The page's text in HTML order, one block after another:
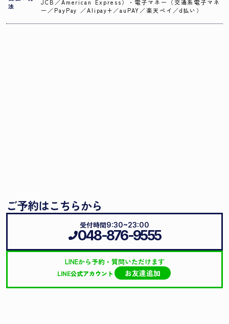
法
JCB／American Express）・電子マネー（交通系電子マネ
ー／PayPay ／Alipay+／auPAY／楽天ペイ／d払い）
ご予約はこちらから
048-876-9555
受付時間9:30~23:00
LINE公式アカウント お友達追加
LINEから予約・質問いただけます